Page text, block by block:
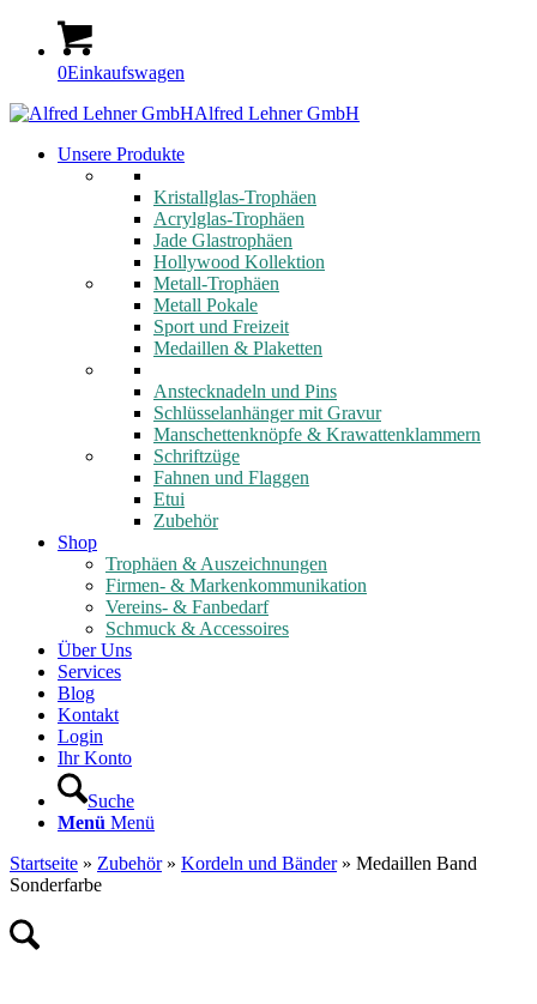
0Einkaufswagen
Alfred Lehner GmbH
Unsere Produkte
Kristallglas-Trophäen
Acrylglas-Trophäen
Jade Glastrophäen
Hollywood Kollektion
Metall-Trophäen
Metall Pokale
Sport und Freizeit
Medaillen & Plaketten
Anstecknadeln und Pins
Schlüsselanhänger mit Gravur
Manschettenknöpfe & Krawattenklammern
Schriftzüge
Fahnen und Flaggen
Etui
Zubehör
Shop
Trophäen & Auszeichnungen
Firmen- & Markenkommunikation
Vereins- & Fanbedarf
Schmuck & Accessoires
Über Uns
Services
Blog
Kontakt
Login
Ihr Konto
Suche
Menü Menü
Startseite » Zubehör» Kordeln und Bänder» Medaillen Band
Sonderfarbe